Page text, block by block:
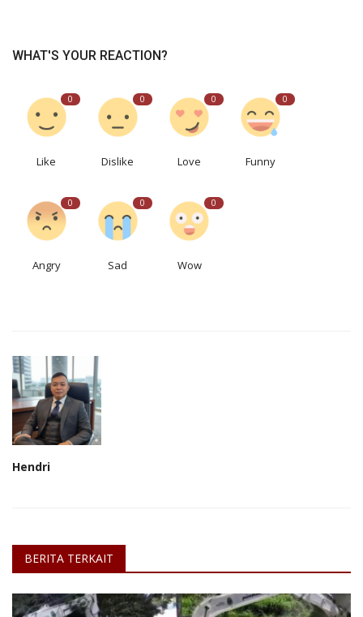
WHAT'S YOUR REACTION?
0
Like
0
Dislike
0
Love
0
Funny
0
Angry
0
Sad
0
Wow
Hendri
BERITA TERKAIT